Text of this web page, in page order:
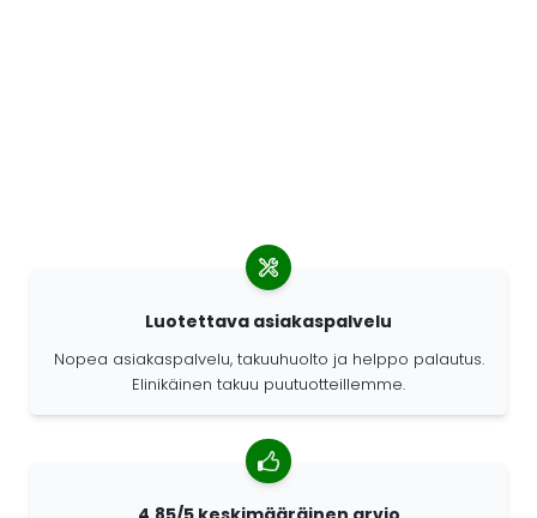
Luotettava asiakaspalvelu
Nopea asiakaspalvelu, takuuhuolto ja helppo palautus.
Elinikäinen takuu puutuotteillemme.